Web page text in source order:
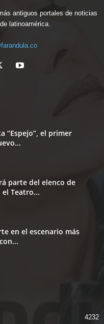
antiguos portales de noticias
latinoamérica.
“Espejo”, el primer
parte del elenco de
Teatro...
en el escenario más
4232